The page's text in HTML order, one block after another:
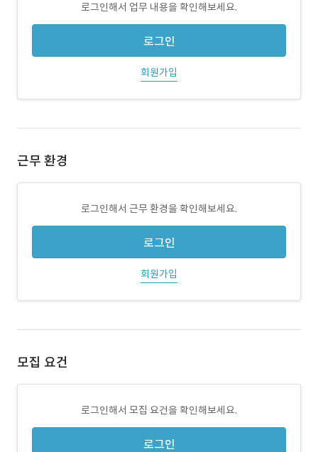
로그인해서 업무 내용을 확인해보세요.
로그인
회원가입
근무 환경
로그인해서 근무 환경을 확인해보세요.
로그인
회원가입
모집 요건
로그인해서 모집 요건을 확인해보세요.
로그인